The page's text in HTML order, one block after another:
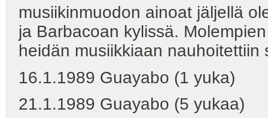
musiikinmuodon ainoat jäljellä
ja Barbacoan kylissä.
heidän musiikkiaan nauhoitettiin
16.1.1989 Guayabo (1 yuka)
21.1.1989 Guayabo (5 yukaa)